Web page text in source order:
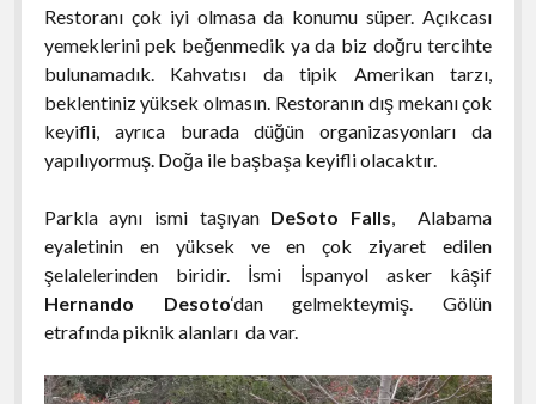
Restoranı çok iyi olmasa da konumu süper. Açıkcası
yemeklerini pek beğenmedik ya da biz doğru tercihte
bulunamadık. Kahvatısı da tipik Amerikan tarzı,
beklentiniz yüksek olmasın. Restoranın dış mekanı çok
keyifli, ayrıca burada düğün organizasyonları da
yapılıyormuş. Doğa ile başbaşa keyifli olacaktır.
Parkla aynı ismi taşıyan DeSoto Falls, Alabama
eyaletinin en yüksek ve en çok ziyaret edilen
şelalelerinden biridir. İsmi İspanyol asker kâşif
Hernando Desoto‘dan gelmekteymiş. Gölün
etrafında piknik alanları da var.